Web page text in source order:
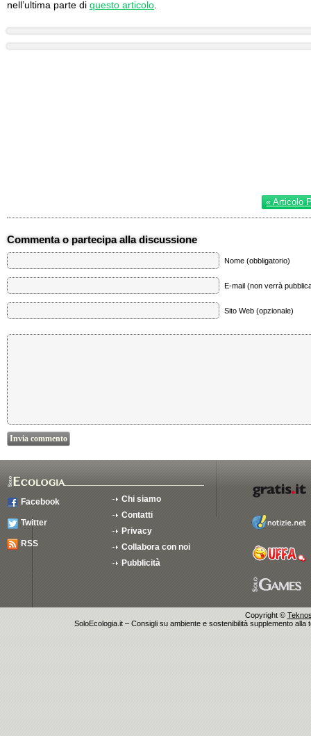
nell’ultima parte di questo articolo
« Articolo
Commenta o partecipa alla discussione
Nome (obbligatorio)
E-mail (non verrà
Sito Web (opzionale)
Facebook
Twitter
RSS
Chi siamo
Contatti
Privacy
Collabora con noi
Pubblicità
Copyright ©
SoloEcologia.it – Consigli su ambiente e sostenibilità supplemento